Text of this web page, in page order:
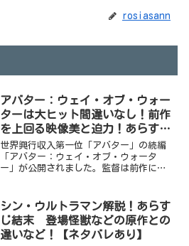
rosiasann
アバター：ウェイ・オブ・ウォー
ターは大ヒット間違いなし！前作
を上回る映像美と迫力！あらすじ
などまとめて解説【ネタバレあ
り】
世界興行収入第一位「アバター」の続編
「アバター：ウェイ・オブ・ウォータ
ー」が公開されました。監督は前作に引
エンドゲームに一度追い越されたもの
の、リバイバル上映のおかげで...
シン・ウルトラマン解説！あらす
じ結末 登場怪獣などの原作との
違いなど！【ネタバレあり】